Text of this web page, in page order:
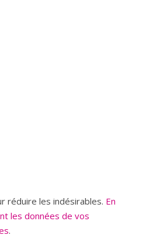
réduire les indésirables. En
les données de vos
.